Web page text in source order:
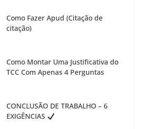
Como Fazer Apud (Citação de
citação)
Como Montar Uma Justificativa do
TCC Com Apenas 4 Perguntas
CONCLUSÃO DE TRABALHO – 6
EXIGÊNCIAS